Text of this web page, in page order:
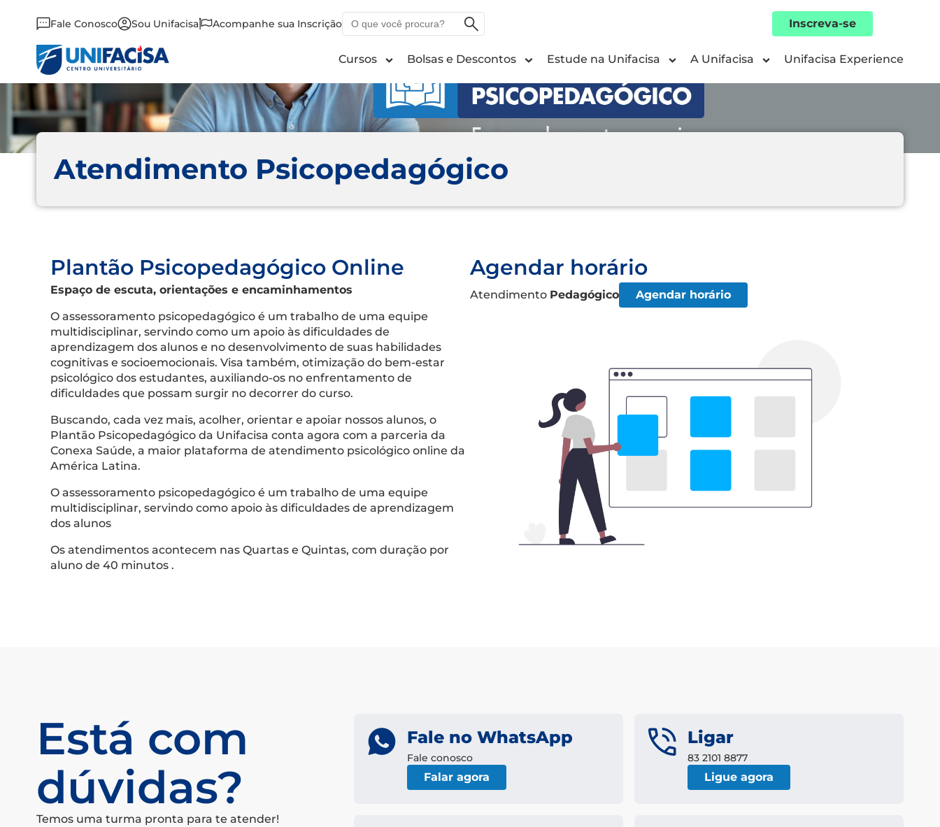
Fale Conosco Sou Unifacisa Acompanhe sua Inscrição
que
procura?
Inscreva-se
Cursos Bolsas e Descontos Estude na Unifacisa A Unifacisa Unifacisa Experience
Atendimento Psicopedagógico
Plantão Psicopedagógico Online
Espaço de escuta, orientações e encaminhamentos
O assessoramento psicopedagógico é um trabalho de uma equipe
multidisciplinar, servindo como um apoio às dificuldades de
aprendizagem dos alunos e no desenvolvimento de suas habilidades
cognitivas e socioemocionais. Visa também, otimização do bem-estar
psicológico dos estudantes, auxiliando-os no enfrentamento de
dificuldades que possam surgir no decorrer do curso.
Buscando, cada vez mais, acolher, orientar e apoiar nossos alunos, o
Plantão Psicopedagógico da Unifacisa conta agora com a parceria da
Conexa Saúde, a maior plataforma de atendimento psicológico online da
América Latina.
O assessoramento psicopedagógico é um trabalho de uma equipe
multidisciplinar, servindo como apoio às dificuldades de aprendizagem
dos alunos
Os atendimentos acontecem nas Quartas e Quintas, com duração por
aluno de 40 minutos .
Agendar horário
Atendimento Pedagógico Agendar horário
Está com
dúvidas?
Temos uma turma pronta para te atender!
Fale no WhatsApp
Fale conosco
Falar agora
Ligar
83 2101 8877
Ligue agora